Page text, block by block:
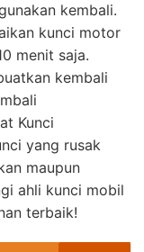
kembali.
kunci motor
menit saja.
kembali
Kunci
yang rusak
maupun
ahli kunci mobil
terbaik!